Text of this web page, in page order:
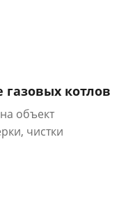
котлов
объект
чистки